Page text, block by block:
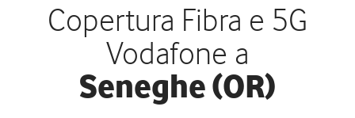
Copertura Fibra e 5G
Vodafone a
Seneghe (OR)